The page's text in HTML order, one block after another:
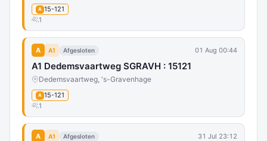
A 15-121
1
A A1 Afgesloten 01 Aug 00:44
A1 Dedemsvaartweg SGRAVH : 15121
Dedemsvaartweg, 's-Gravenhage
A 15-121
1
A A1 Afgesloten 31 Jul 23:12